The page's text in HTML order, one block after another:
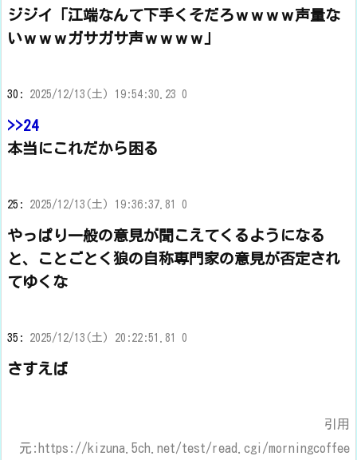
ジジイ「江端なんて下手くそだろｗｗｗｗ声量な
いｗｗｗガサガサ声ｗｗｗｗ」
30: 2025/12/13(土) 19:54:30.23 0
>>24
本当にこれだから困る
25: 2025/12/13(土) 19:36:37.81 0
やっぱり一般の意見が聞こえてくるようになる
と、ことごとく狼の自称専門家の意見が否定され
てゆくな
35: 2025/12/13(土) 20:22:51.81 0
さすえば
引用
元:https://kizuna.5ch.net/test/read.cgi/morningcoffee